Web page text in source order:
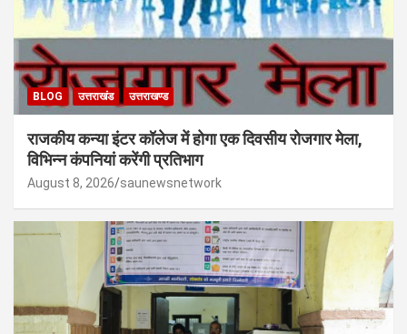
BLOG उत्तराखंड उत्तराखण्ड
राजकीय कन्या इंटर कॉलेज में होगा एक दिवसीय रोजगार मेला,
विभिन्न कंपनियां करेंगी प्रतिभाग
August 8, 2026 saunewsnetwork